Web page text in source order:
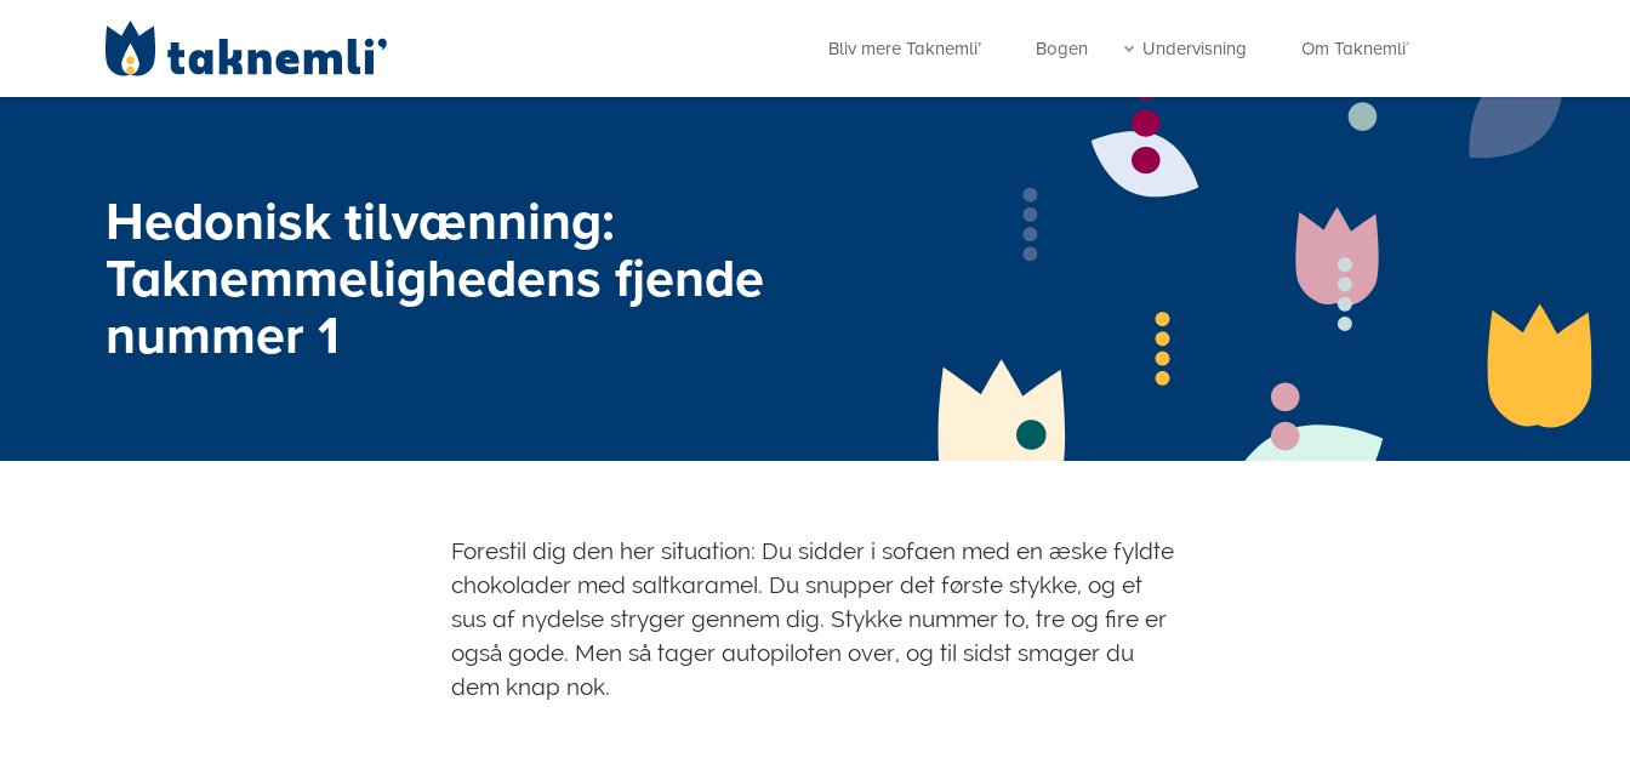
Bliv mere Taknemli’ Bogen Undervisning Om Taknemli´
Hedonisk tilvænning:
Taknemmelighedens fjende
nummer 1
Forestil dig den her situation: Du sidder i sofaen med en æske fyldte
chokolader med saltkaramel. Du snupper det første stykke, og et
sus af nydelse stryger gennem dig. Stykke nummer to, tre og fire er
også gode. Men så tager autopiloten over, og til sidst smager du
dem knap nok.